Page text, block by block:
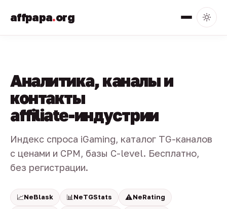
affpapa.org
Аналитика, каналы и
контакты
affiliate-индустрии
Индекс спроса iGaming, каталог TG-каналов
с ценами и CPM, базы C-level. Бесплатно,
без регистрации.
📈NeBlask 📊 NeTGStats ⚠️NeRating